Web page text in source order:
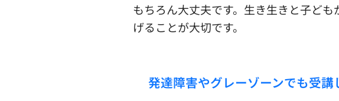
もちろん大丈夫です。生き生きと子ど
げることが大切です。
☑︎発達障害やグレーゾーンでも受講